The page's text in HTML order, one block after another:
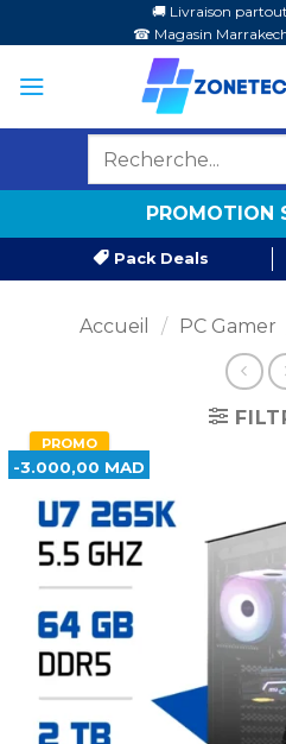
au
contenu
🚚 Livraison
☎ Magasin
PROMOTION
Pack Deals
Accueil / PC Gamer
PROMO
-3.000,00 MAD